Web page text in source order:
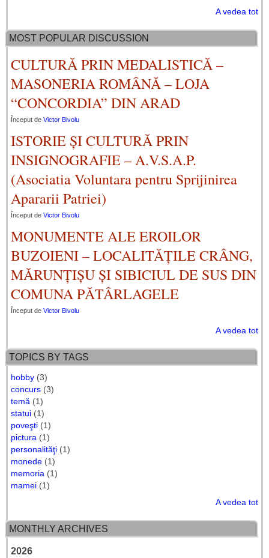
A vedea tot
MOST POPULAR DISCUSSION
CULTURĂ PRIN MEDALISTICĂ –
MASONERIA ROMÂNĂ – LOJA
“CONCORDIA” DIN ARAD
Început de Victor Bivolu
ISTORIE ȘI CULTURĂ PRIN
INSIGNOGRAFIE – A.V.S.A.P.
(Asociatia Voluntara pentru Sprijinirea
Apararii Patriei)
Început de Victor Bivolu
MONUMENTE ALE EROILOR
BUZOIENI – LOCALITĂȚILE CRÂNG,
MĂRUNȚIȘU ȘI SIBICIUL DE SUS DIN
COMUNA PĂTÂRLAGELE
Început de Victor Bivolu
A vedea tot
TOPICS BY TAGS
hobby (3)
concurs (3)
temă (1)
statui (1)
poveşti (1)
pictura (1)
personalităţi (1)
monede (1)
memoria (1)
mamei (1)
A vedea tot
MONTHLY ARCHIVES
2026